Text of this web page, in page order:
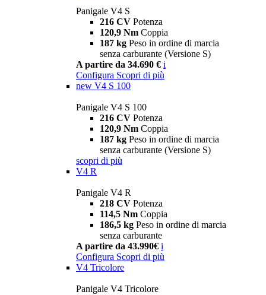
Panigale V4 S
216 CV Potenza
120,9 Nm Coppia
187 kg Peso in ordine di marcia
senza carburante (Versione S)
A partire da 34.690 € i
Configura Scopri di più
new V4 S 100
Panigale V4 S 100
216 CV Potenza
120,9 Nm Coppia
187 kg Peso in ordine di marcia
senza carburante (Versione S)
scopri di più
V4 R
Panigale V4 R
218 CV Potenza
114,5 Nm Coppia
186,5 kg Peso in ordine di marcia
senza carburante
A partire da 43.990€ i
Configura Scopri di più
V4 Tricolore
Panigale V4 Tricolore